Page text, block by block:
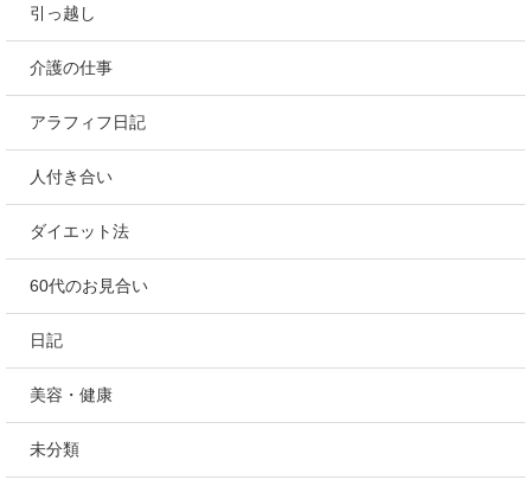
引っ越し
介護の仕事
アラフィフ日記
人付き合い
ダイエット法
60代のお見合い
日記
美容・健康
未分類